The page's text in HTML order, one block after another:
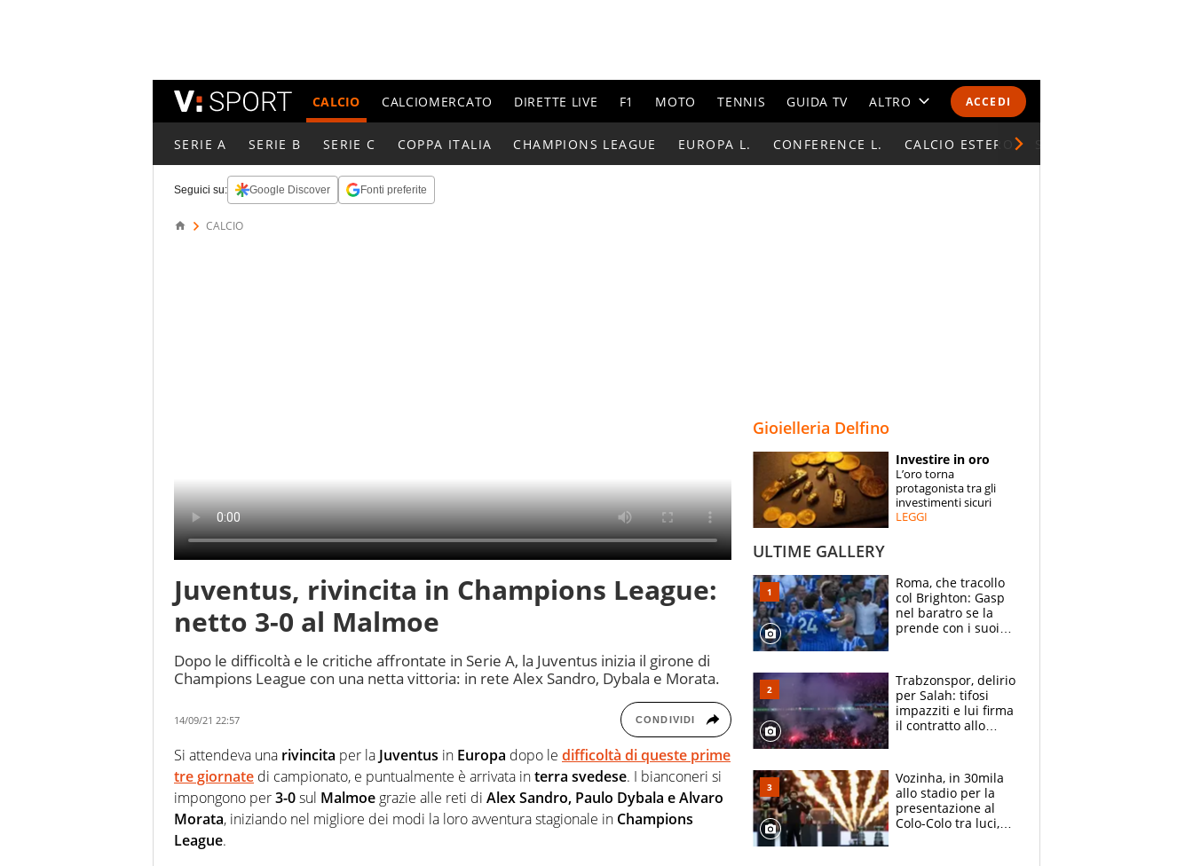
ACCEDI
CALCIO CALCIOMERCATO DIRETTE LIVE F1 MOTO TENNIS GUIDA TV ALTRO
CALENDARI E CLASSIFICHE
ESPERTI
CONTATTI
SERIE A SERIE B SERIE C COPPA ITALIA CHAMPIONS LEAGUE EUROPA L. CONFERENCE L. CALCIO ESTERO
Seguici su: Google Discover Fonti preferite
CALCIO
Juventus, rivincita in Champions League:
netto 3-0 al Malmoe
Dopo le difficoltà e le critiche affrontate in Serie A, la Juventus inizia il girone di
Champions League con una netta vittoria: in rete Alex Sandro, Dybala e Morata.
14/09/21 22:57 CONDIVIDI
Si attendeva una rivincita per la Juventus in Europa dopo le difficoltà di queste prime
tre giornate di campionato, e puntualmente è arrivata interra svedese. I bianconeri si
impongono per3-0sul Malmoe grazie alle reti di Alex Sandro, Paulo Dybala e Alvaro
Morata, iniziando nel migliore dei modi la loro avventura stagionale in Champions
League.
Gioielleria Delfino
Investire in oro
L’oro torna
protagonista tra gli
investimenti sicuri
LEGGI
ULTIME GALLERY
Roma, che tracollo
col Brighton: Gasp
nel baratro se la
prende con i suoi
Trabzonspor, delirio
per Salah: tifosi
impazziti e lui firma
il contratto allo
Vozinha, in 30mila
allo stadio per la
presentazione al
Colo-Colo tra luci,